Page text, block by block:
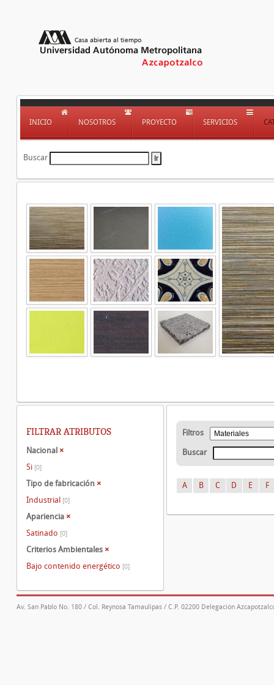
INICIO NOSOTROS PROYECTO SERVICIOS
Buscar
Filtros
Buscar
A B C D E F
FILTRAR ATRIBUTOS
Nacional ×
Si [0]
Tipo de fabricación ×
Industrial [0]
Apariencia ×
Satinado [0]
Criterios Ambientales ×
Bajo contenido energético [0]
Av. San Pablo No. 180 / Col. Reynosa Tamaulipas / C.P. 02200 Delegación